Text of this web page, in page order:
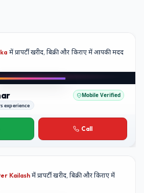
में प्रापर्टी खरीद, बिक्री और किराए में आपकी मदद
Mobile Verified
experience
Call
Kailash में प्रापर्टी खरीद, बिक्री और किराए में